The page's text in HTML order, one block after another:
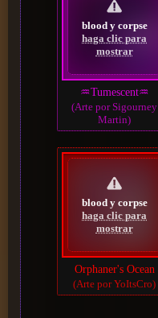
blood y corpse
haga clic para
mostrar
♒Tumescent♒
(Arte por Sigourney
Martin)
blood y corpse
haga clic para
mostrar
Orphaner's Ocean
(Arte por YoItsCro)